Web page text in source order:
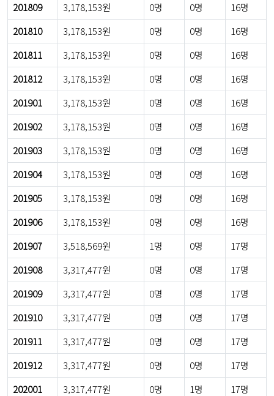
201809
3,178,153원 0명 0명
16명
201810
3,178,153원 0명 0명
16명
201811
3,178,153원 0명 0명
16명
201812
3,178,153원 0명 0명
16명
201901
3,178,153원 0명 0명
16명
201902
3,178,153원 0명 0명
16명
201903
3,178,153원 0명 0명
16명
201904
3,178,153원 0명 0명
16명
201905
3,178,153원 0명 0명
16명
201906
3,178,153원 0명 0명
16명
201907
3,518,569원 1명 0명
17명
201908
3,317,477원 0명 0명
17명
201909
3,317,477원 0명 0명
17명
201910
3,317,477원 0명 0명
17명
201911
3,317,477원 0명 0명
17명
201912
3,317,477원 0명 0명
17명
202001
3,317,477원 0명 1명
17명